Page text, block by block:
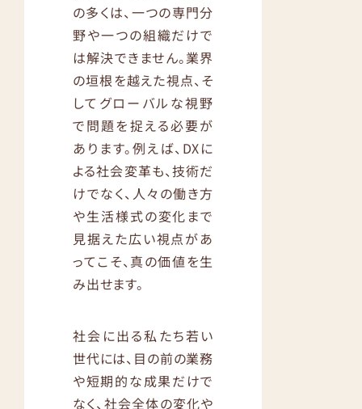
の多くは、一つの専門分
野や一つの組織だけで
は解決できません。業界
の垣根を越えた視点、そ
してグローバルな視野
で問題を捉える必要が
あります。例えば、DXに
よる社会変革も、技術だ
けでなく、人々の働き方
や生活様式の変化まで
見据えた広い視点があ
ってこそ、真の価値を生
み出せます。
社会に出る私たち若い
世代には、目の前の業務
や短期的な成果だけで
なく、社会全体の変化や